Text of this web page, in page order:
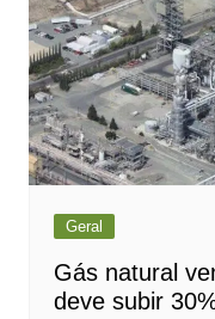
Geral
Gás natural
deve subir